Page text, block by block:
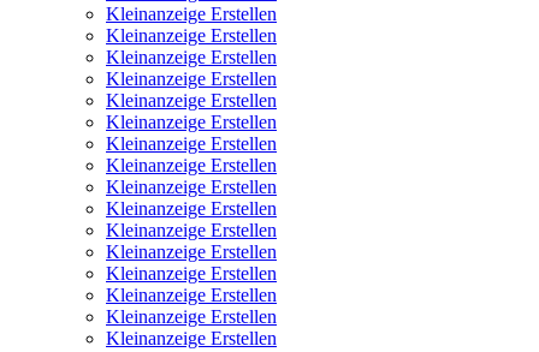
Kleinanzeige Erstellen
Kleinanzeige Erstellen
Kleinanzeige Erstellen
Kleinanzeige Erstellen
Kleinanzeige Erstellen
Kleinanzeige Erstellen
Kleinanzeige Erstellen
Kleinanzeige Erstellen
Kleinanzeige Erstellen
Kleinanzeige Erstellen
Kleinanzeige Erstellen
Kleinanzeige Erstellen
Kleinanzeige Erstellen
Kleinanzeige Erstellen
Kleinanzeige Erstellen
Kleinanzeige Erstellen